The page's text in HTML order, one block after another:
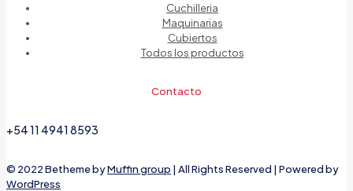
Cuchilleria
Maquinarias
Cubiertos
Todos los productos
Contacto
+54 11 4941 8593
© 2022 Betheme byMuffin group | All Rights Reserved | Powered by
WordPress